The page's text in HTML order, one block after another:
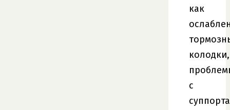
как
колодки,
с